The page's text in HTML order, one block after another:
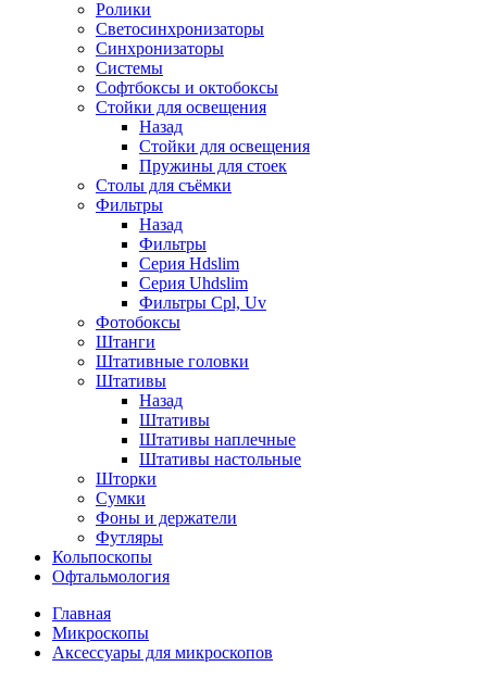
Ролики
Светосинхронизаторы
Синхронизаторы
Системы
Софтбоксы и октобоксы
Стойки для освещения
Назад
Стойки для освещения
Пружины для стоек
Столы для съёмки
Фильтры
Назад
Фильтры
Серия Hdslim
Серия Uhdslim
Фильтры Cpl, Uv
Фотобоксы
Штанги
Штативные головки
Штативы
Назад
Штативы
Штативы наплечные
Штативы настольные
Шторки
Сумки
Фоны и держатели
Футляры
Кольпоскопы
Офтальмология
Главная
Микроскопы
Аксессуары для микроскопов